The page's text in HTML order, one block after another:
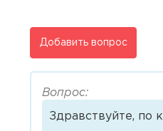
Добавить вопрос
Вопрос:
Здравствуйте, по